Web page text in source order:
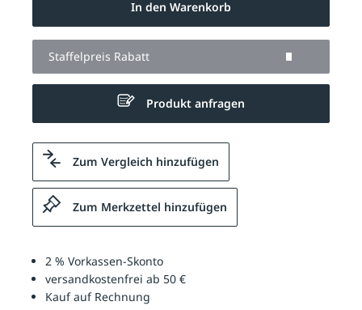
In den Warenkorb
Staffelpreis Rabatt
Produkt anfragen
Zum Vergleich hinzufügen
Zum Merkzettel hinzufügen
2 % Vorkassen-Skonto
versandkostenfrei ab 50 €
Kauf auf Rechnung